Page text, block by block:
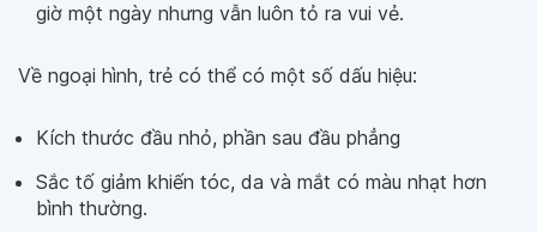
giờ một ngày nhưng vẫn luôn tỏ ra vui vẻ.
Về ngoại hình, trẻ có thể có một số dấu hiệu:
Kích thước đầu nhỏ, phần sau đầu phẳng
Sắc tố giảm khiến tóc, da và mắt có màu nhạt hơn
bình thường.